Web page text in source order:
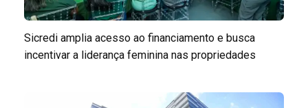
Sicredi amplia acesso ao financiamento e busca
incentivar a liderança feminina nas propriedades